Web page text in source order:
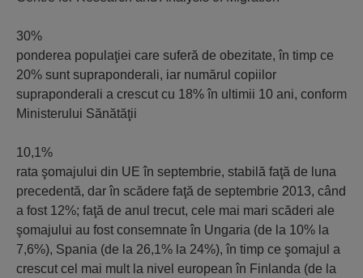
30%
ponderea populaţiei care suferă de obezitate, în timp ce
20% sunt supraponderali, iar numărul copiilor
supraponderali a crescut cu 18% în ultimii 10 ani, conform
Ministerului Sănătăţii
10,1%
rata şomajului din UE în septembrie, stabilă faţă de luna
precedentă, dar în scădere faţă de septembrie 2013, când
a fost 12%; faţă de anul trecut, cele mai mari scăderi ale
şomajului au fost consemnate în Ungaria (de la 10% la
7,6%), Spania (de la 26,1% la 24%), în timp ce şomajul a
crescut cel mai mult la nivel european în Finlanda (de la